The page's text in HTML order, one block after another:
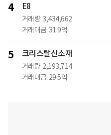
4 E8
거래량 3,434,662
거래대금 31.9억
5 크리스탈신소재
거래량 2,193,714
거래대금 29.5억